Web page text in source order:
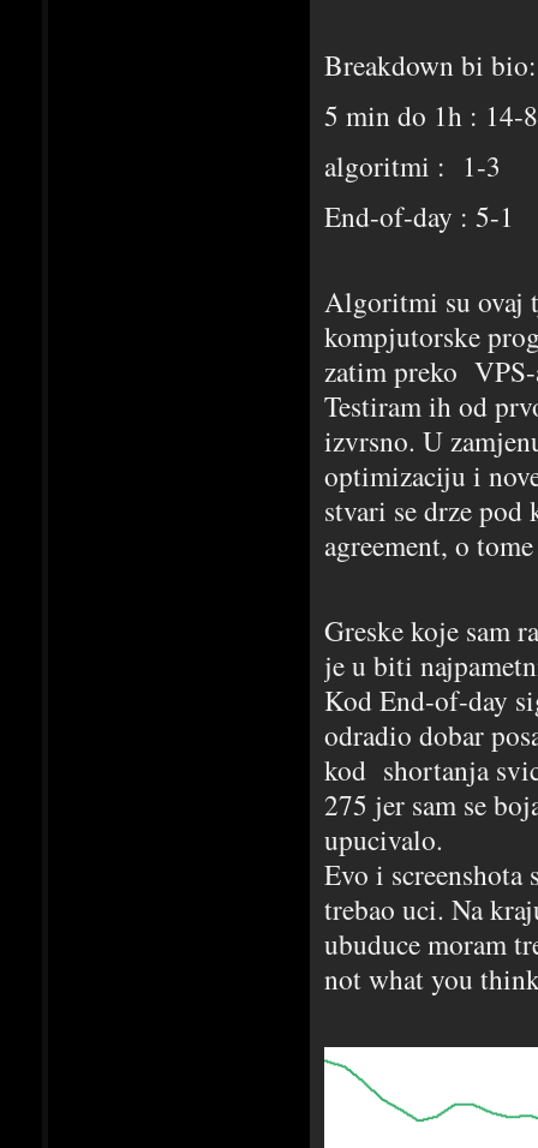
Breakdown bi bio:
5 min do 1h : 14-8
algoritmi : 1-3
End-of-day : 5-1
Algoritmi su ovaj
kompjutorske
zatim preko
Testiram ih od
izvrsno. U
optimizaciju i
stvari se drze
agreement, o
Greske koje sam
je u biti
Kod End-of-day
odradio dobar
kod shortanja
275 jer sam se
upucivalo.
Evo i
trebao uci. Na
ubuduce moram
not what you